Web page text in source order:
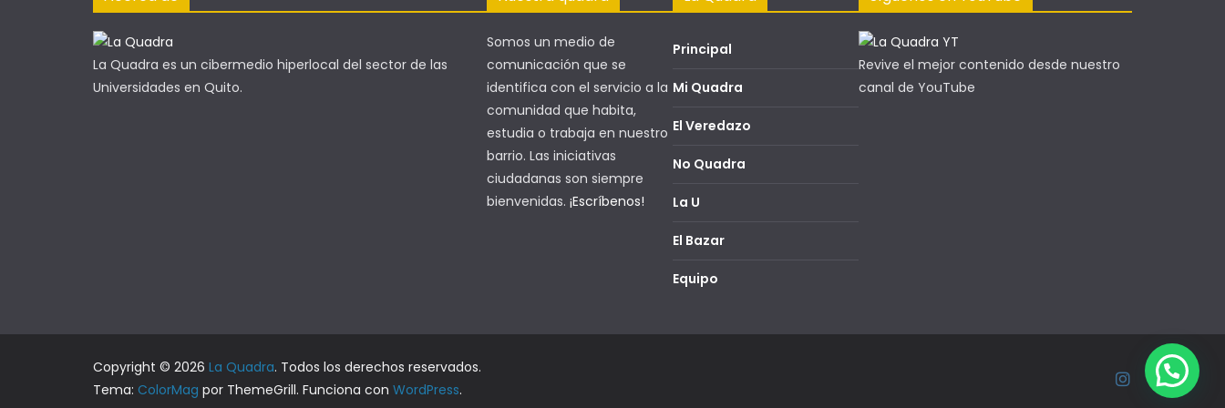
La Quadra es un cibermedio hiperlocal del sector de las
Universidades en Quito.
Somos un medio de
comunicación que se
identifica con el servicio a la
comunidad que habita,
estudia o trabaja en nuestro
barrio. Las iniciativas
ciudadanas son siempre
bienvenidas. ¡Escríbenos!
Principal
Mi Quadra
El Veredazo
No Quadra
La U
El Bazar
Equipo
Revive el mejor contenido desde nuestro
canal de YouTube
Copyright © 2026 La Quadra. Todos los derechos reservados.
Tema: ColorMag por ThemeGrill. Funciona con WordPress.